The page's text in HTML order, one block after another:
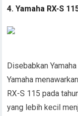
4. Yamaha RX-S
Disebabkan
Yamaha
RX-S 115 pada
yang lebih kecil